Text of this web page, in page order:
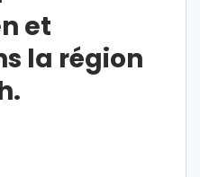
et
la région